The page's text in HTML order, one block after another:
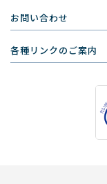
お問い合わせ
各種リンクのご案内